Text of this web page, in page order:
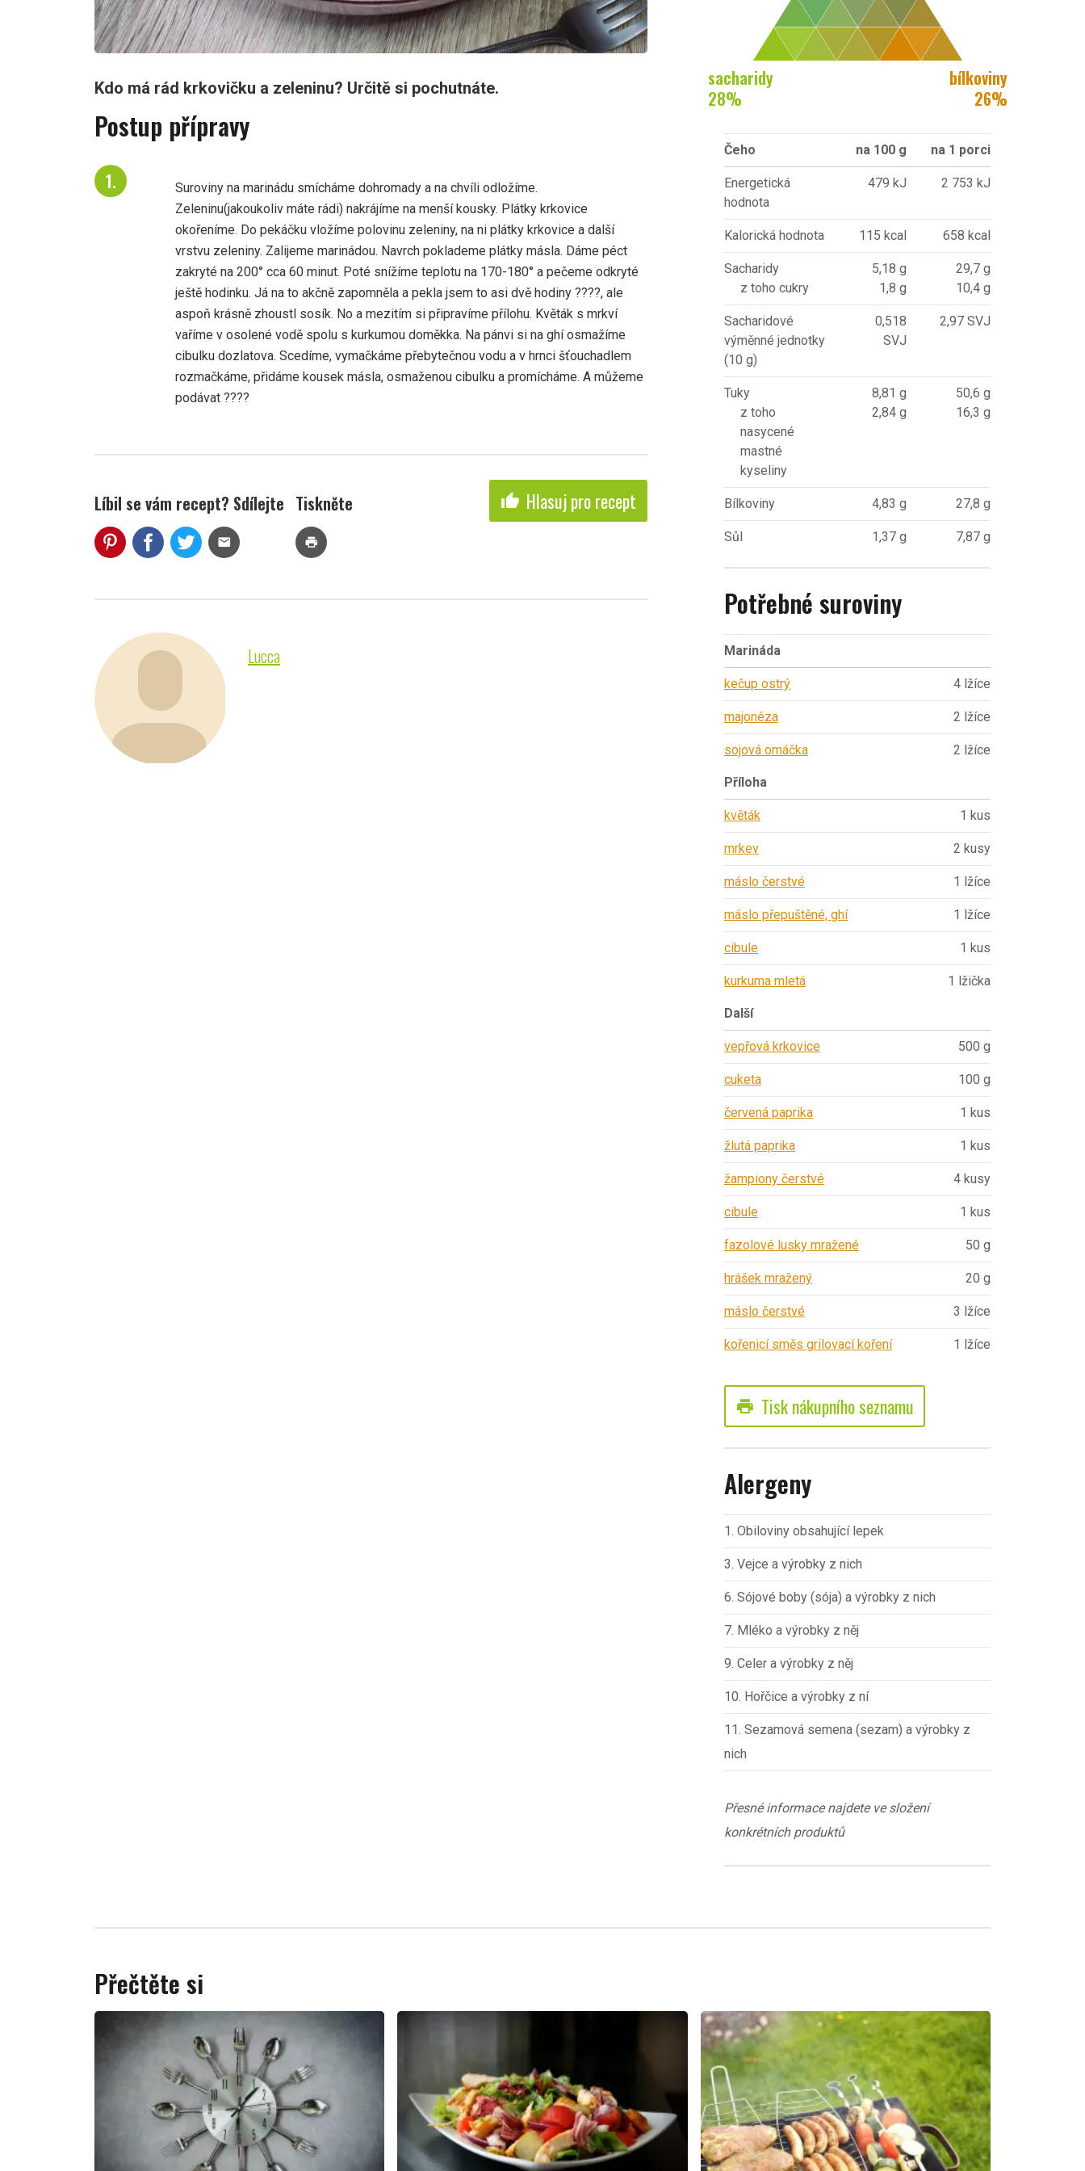
Kdo má rád krkovičku a zeleninu? Určitě si pochutnáte.
Postup přípravy
Suroviny na marinádu smícháme dohromady a na chvíli odložíme.
Zeleninu(jakoukoliv máte rádi) nakrájíme na menší kousky. Plátky krkovice
okořeníme. Do pekáčku vložíme polovinu zeleniny, na ni plátky krkovice a další
vrstvu zeleniny. Zalijeme marinádou. Navrch poklademe plátky másla. Dáme péct
zakryté na 200° cca 60 minut. Poté snížíme teplotu na 170-180° a pečeme odkryté
ještě hodinku. Já na to akčně zapomněla a pekla jsem to asi dvě hodiny ????, ale
aspoň krásně zhoustl sosík. No a mezitím si připravíme přílohu. Květák s mrkví
vaříme v osolené vodě spolu s kurkumou doměkka. Na pánvi si na ghí osmažíme
cibulku dozlatova. Scedíme, vymačkáme přebytečnou vodu a v hrnci šťouchadlem
rozmačkáme, přidáme kousek másla, osmaženou cibulku a promícháme. A můžeme
podávat ????
Líbil se vám recept? Sdílejte
mail
Tiskněte
print
thumb_up Hlasuj pro recept
Lucca
sacharidy
28%
bílkoviny
26%
Čeho na 100 g na 1 porci
Energetická
hodnota
479 kJ 2 753 kJ
Kalorická hodnota 115 kcal 658 kcal
Sacharidy
z toho cukry
5,18 g
1,8 g
29,7 g
10,4 g
Sacharidové
výměnné jednotky
(10 g)
0,518
SVJ
2,97 SVJ
Tuky
z toho
nasycené
mastné
kyseliny
8,81 g
2,84 g
50,6 g
16,3 g
Bílkoviny 4,83 g 27,8 g
Sůl 1,37 g 7,87 g
Potřebné suroviny
Marináda
kečup ostrý 4 lžíce
majonéza 2 lžíce
sojová omáčka 2 lžíce
Příloha
květák 1 kus
mrkev 2 kusy
máslo čerstvé 1 lžíce
máslo přepuštěné, ghí 1 lžíce
cibule 1 kus
kurkuma mletá 1 lžička
Další
vepřová krkovice 500 g
cuketa 100 g
červená paprika 1 kus
žlutá paprika 1 kus
žampiony čerstvé 4 kusy
cibule 1 kus
fazolové lusky mražené 50 g
hrášek mražený 20 g
máslo čerstvé 3 lžíce
kořenicí směs grilovací koření 1 lžíce
print Tisk nákupního seznamu
Alergeny
1. Obiloviny obsahující lepek
3. Vejce a výrobky z nich
6. Sójové boby (sója) a výrobky z nich
7. Mléko a výrobky z něj
9. Celer a výrobky z něj
10. Hořčice a výrobky z ní
11. Sezamová semena (sezam) a výrobky z
nich
Přesné informace najdete ve složení
konkrétních produktů
Přečtěte si